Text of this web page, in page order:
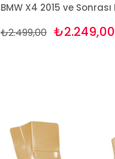
₺2.249,00
₺2.499,00